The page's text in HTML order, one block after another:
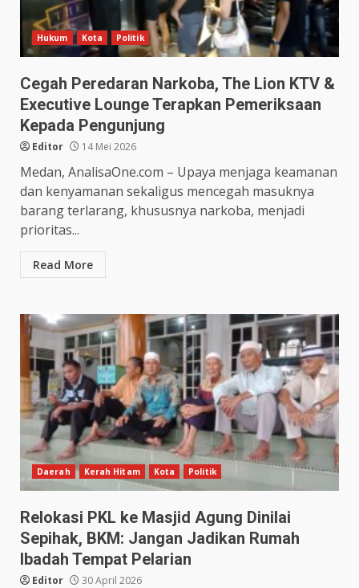
Hukum Kota Politik
Cegah Peredaran Narkoba, The Lion KTV &
Executive Lounge Terapkan Pemeriksaan
Kepada Pengunjung
Editor 14 Mei 2026
Medan, AnalisaOne.com – Upaya menjaga keamanan
dan kenyamanan sekaligus mencegah masuknya
barang terlarang, khususnya narkoba, menjadi
prioritas...
Read More
Daerah Kerah Hitam Kota Politik
Relokasi PKL ke Masjid Agung Dinilai
Sepihak, BKM: Jangan Jadikan Rumah
Ibadah Tempat Pelarian
Editor 30 April 2026